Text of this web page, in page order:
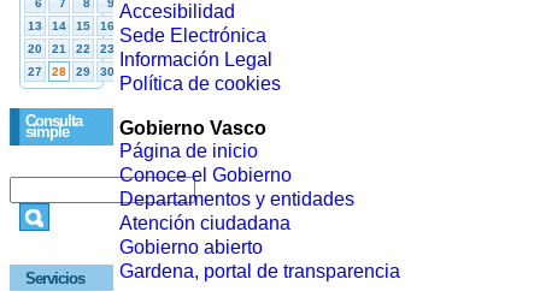
Consulta
simple
Servicios
Accesibilidad
Sede Electrónica
Información Legal
Política de cookies
Gobierno Vasco
Página de inicio
Conoce el Gobierno
Departamentos y entidades
Atención ciudadana
Gobierno abierto
Gardena, portal de transparencia